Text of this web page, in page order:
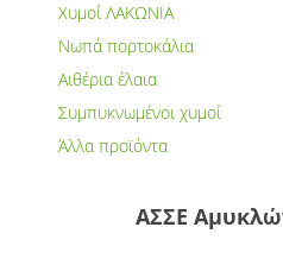
Χυμοί ΛΑΚΩΝΙΑ
Νωπά πορτοκάλια
Αιθέρια έλαια
Συμπυκνωμένοι χυμοί
Άλλα προϊόντα
ΑΣΣΕ